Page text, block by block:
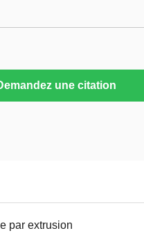
une citation
par extrusion